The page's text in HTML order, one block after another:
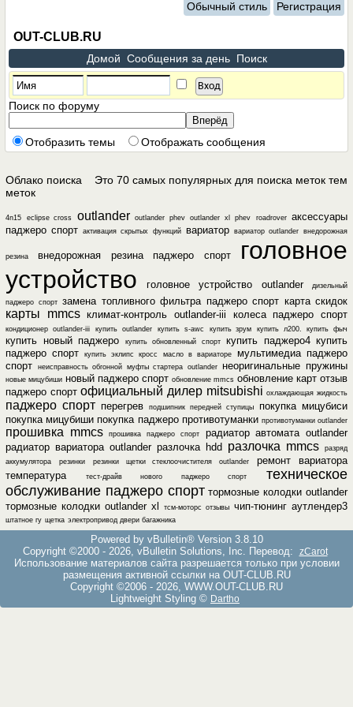
Обычный стиль Регистрация
OUT-CLUB.RU
Домой Сообщения за день Поиск
Поиск по форуму
Отобразить темы Отображать сообщения
Это 70 самых популярных для поиска меток тем
Облако поиска
меток
4n15 eclipse cross outlander outlander phev outlander xl phev roadrover
аксессуары
паджеро спорт
активация скрытых функций вариатор вариатор outlander внедорожная
резина внедорожная резина паджеро спорт
головное
устройство
головное устройство outlander дизельный
паджеро спорт замена топливного фильтра паджеро спорт карта скидок
карты mmcs климат-контроль outlander-iii колеса паджеро спорт
кондиционер outlander-iii купить outlander купить s-awc купить зрум купить л200. купить фыч
купить новый паджеро купить обновленный спорт купить паджеро4 купить
паджеро спорт
купить эклипс кросс масло в вариаторе
мультимедиа паджеро
спорт
неисправность обгонной муфты стартера outlander неоригинальные пружины
новые мицубиши новый паджеро спорт обновление mmcs обновление карт отзыв
паджеро спорт официальный дилер mitsubishi охлаждающая жидкость
паджеро спорт перегрев подшипник передней ступицы
покупка мицубиси
покупка мицубиши покупка паджеро противотуманки противотуманки outlander
прошивка mmcs прошивка паджеро спорт
радиатор автомата outlander
радиатор вариатора outlander разлочка hdd разлочка mmcs
разряд
аккумулятора
резинки резинки щетки стеклоочистителя outlander
ремонт вариатора
температура
тест-драйв нового паджеро спорт
техническое
обслуживание паджеро спорт тормозные колодки outlander
тормозные колодки outlander xl
тсм-моторс отзывы чип-тюнинг аутлендер3
штатное гу щетка электропривод двери багажника
Powered by vBulletin® Version 3.8.10
Copyright ©2000 - 2026, vBulletin Solutions, Inc. Перевод:
zCarot
Использование материалов сайта разрешается только при условии
размещения активной ссылки на OUT-CLUB.RU
Copyright ©2006 - 2026, WWW.OUT-CLUB.RU
Lightweight Styling © Dartho